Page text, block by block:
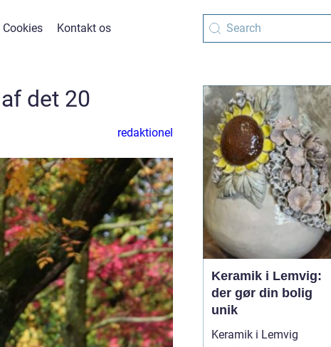
Cookies Kontakt os
det 20
redaktionel
Keramik i Lemvig:
der gør din bolig
unik
Keramik i Lemvig